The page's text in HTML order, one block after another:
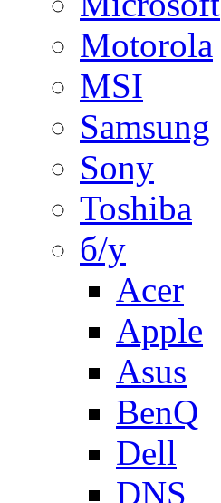
Motorola
MSI
Samsung
Sony
Toshiba
б/у
Acer
Apple
Asus
BenQ
Dell
DNS